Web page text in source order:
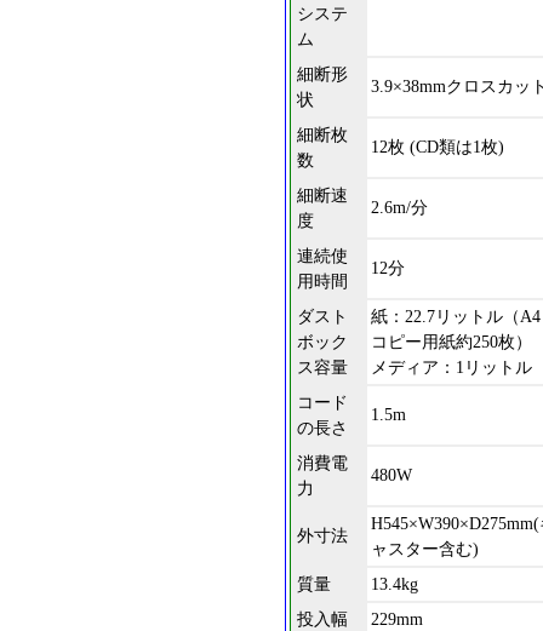
システ
ム
細断形
状
3.9×38mmクロスカッ
細断枚
数
12枚 (CD類は1枚)
細断速
度
2.6m/分
連続使
用時間
12分
ダスト
ボック
ス容量
紙：22.7リットル（A4
コピー用紙約250枚）
メディア：1リットル
コード
の長さ
1.5m
消費電
力
480W
外寸法
ャスター含む)
質量
13.4kg
投入幅
229mm